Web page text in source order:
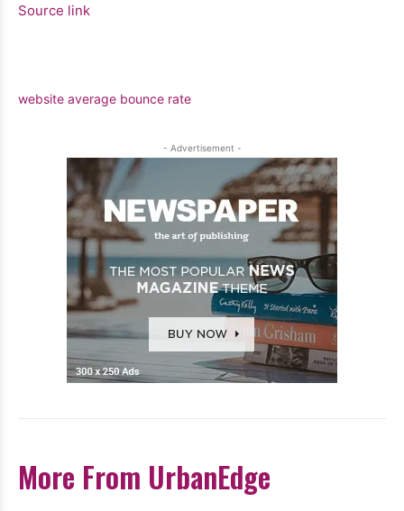
Source link
website average bounce rate
- Advertisement -
More From UrbanEdge